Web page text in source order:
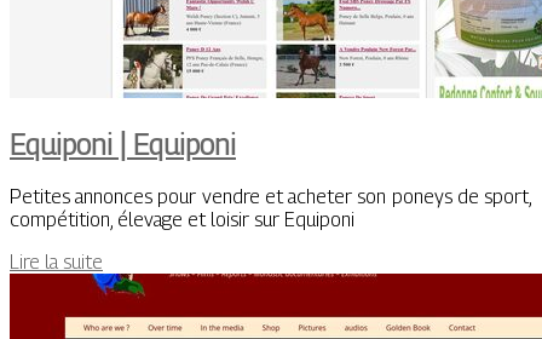
Equiponi | Equiponi
Petites annonces pour vendre et acheter son poneys de sport,
compétition, élevage et loisir sur Equiponi
Lire la suite